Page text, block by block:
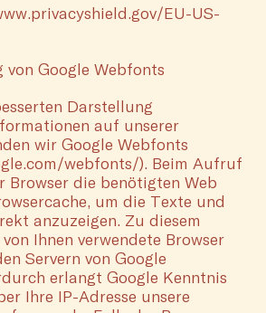
EU-US-
von Google Webfonts
Darstellung
auf unserer
wir Google Webfonts
webfonts/). Beim Aufruf
Browser die benötigten Web
um die Texte und
anzuzeigen. Zu diesem
Ihnen verwendete Browser
Servern von Google
erlangt Google Kenntnis
Ihre IP-Adresse unsere